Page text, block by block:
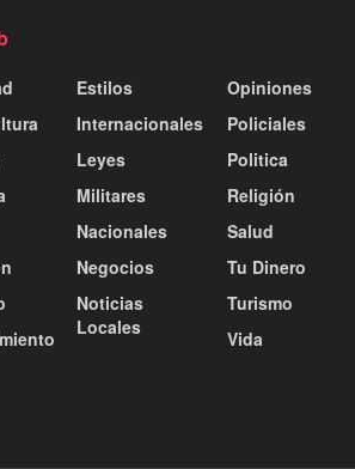
Estilos
Internacionales
Leyes
Militares
Nacionales
Negocios
Noticias
Locales
Opiniones
Policiales
Politica
Religión
Salud
Tu Dinero
Turismo
Vida